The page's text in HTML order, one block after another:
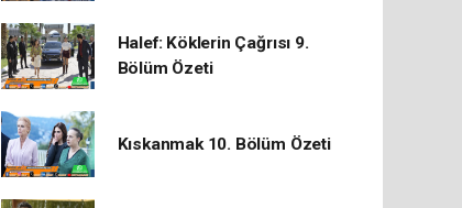
Halef: Köklerin Çağrısı 9.
Bölüm Özeti
Kıskanmak 10. Bölüm Özeti